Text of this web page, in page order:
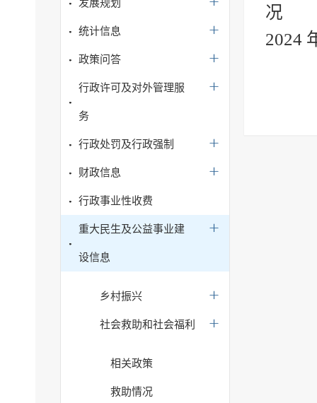
发展规划
统计信息
政策问答
行政许可及对外管理服
务
行政处罚及行政强制
财政信息
行政事业性收费
重大民生及公益事业建
设信息
乡村振兴
社会救助和社会福利
相关政策
救助情况
况
2024